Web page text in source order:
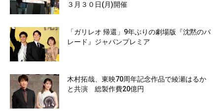
３月３０日(月)開催
「ガリレオ 帰還」9年ぶりの劇場版『沈黙のパ
レード』ジャパンプレミア
木村拓哉、東映70周年記念作品で綾瀬はるか
と共演 総製作費20億円